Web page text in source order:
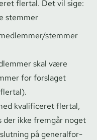
flertal. Det vil sige:
stemmer
stemmer
skal være
for forslaget
kvalificeret flertal,
ikke fremgår noget
på ge­ne­ral­for­